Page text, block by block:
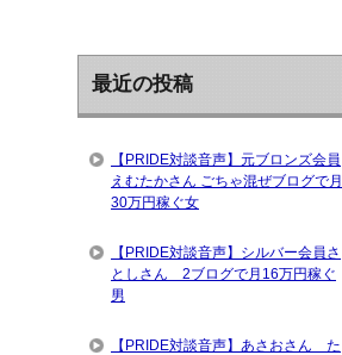
最近の投稿
【PRIDE対談音声】元ブロンズ会員
えむたかさん ごちゃ混ぜブログで月
30万円稼ぐ女
【PRIDE対談音声】シルバー会員さ
としさん 2ブログで月16万円稼ぐ
男
【PRIDE対談音声】あさおさん た